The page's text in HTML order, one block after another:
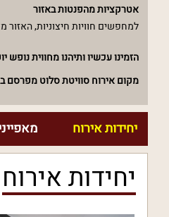
אטרקציות מהפנטות באזור
למחפשים חוויות חיצוניות, האזור
הזמינו עכשיו ותיהנו מחווית
מקום אירוח סוויטת סלוט מפרסם באתר
יחידות אירוח
יחידות אירוח